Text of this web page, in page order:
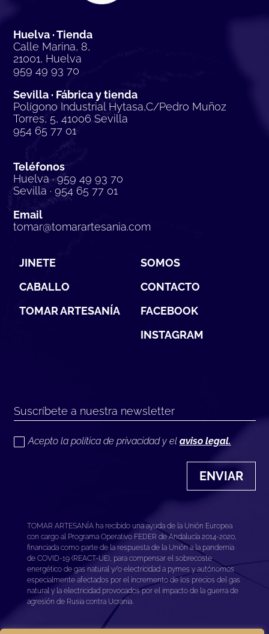
Huelva · Tienda
Calle Marina, 8,
21001, Huelva
959 49 93 70
Sevilla · Fábrica y tienda
Polígono Industrial Hytasa,C/Pedro Muñoz
Torres, 5, 41006 Sevilla
954 65 77 01
Teléfonos
Huelva · 959 49 93 70
Sevilla · 954 65 77 01
Email
tomar@tomarartesania.com
JINETE
CABALLO
TOMAR ARTESANÍA
SOMOS
CONTACTO
FACEBOOK
INSTAGRAM
Acepto la política de privacidad y el aviso legal.
ENVIAR
TOMAR ARTESANÍA ha recibido una ayuda de la Unión Europea
con cargo al Programa Operativo FEDER de Andalucía 2014-2020,
financiada como parte de la respuesta de la Unión a la pandemia
de COVID-19 (REACT-UE), para compensar el sobrecoste
energético de gas natural y/o electricidad a pymes y autónomos
especialmente afectados por el incremento de los precios del gas
natural y la electricidad provocados por el impacto de la guerra de
agresión de Rusia contra Ucrania.